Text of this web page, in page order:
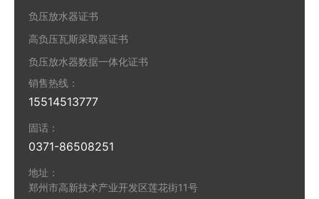
负压放水器证书
高负压瓦斯采取器证书
负压放水器数据一体化证书
销售热线：
15514513777
固话：
0371-86508251
地址：
郑州市高新技术产业开发区莲花街11号